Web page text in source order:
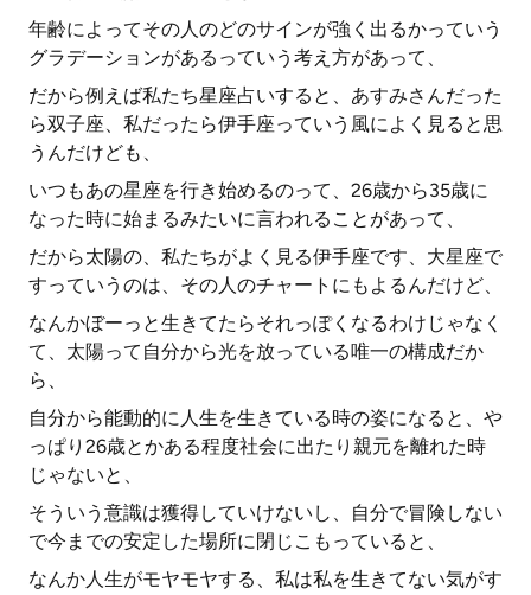
年齢によってその人のどのサインが強く出るかっていう
グラデーションがあるっていう考え方があって、
だから例えば私たち星座占いすると、あすみさんだった
ら双子座、私だったら伊手座っていう風によく見ると思
うんだけども、
いつもあの星座を行き始めるのって、26歳から35歳に
なった時に始まるみたいに言われることがあって、
だから太陽の、私たちがよく見る伊手座です、大星座で
すっていうのは、その人のチャートにもよるんだけど、
なんかぼーっと生きてたらそれっぽくなるわけじゃなく
て、太陽って自分から光を放っている唯一の構成だか
ら、
自分から能動的に人生を生きている時の姿になると、や
っぱり26歳とかある程度社会に出たり親元を離れた時
じゃないと、
そういう意識は獲得していけないし、自分で冒険しない
で今までの安定した場所に閉じこもっていると、
なんか人生がモヤモヤする、私は私を生きてない気がす